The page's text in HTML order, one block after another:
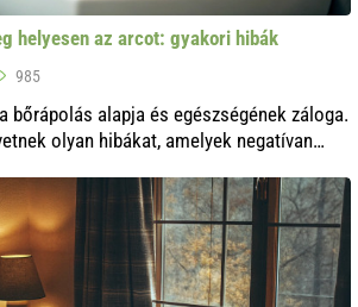
helyesen az arcot: gyakori hibák
985
bőrápolás alapja és egészségének záloga.
olyan hibákat, amelyek negatívan